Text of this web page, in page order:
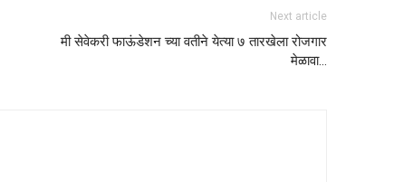
Next article
मी सेवेकरी फाऊंडेशन च्या वतीने येत्या ७ तारखेला रोजगार
मेळावा…